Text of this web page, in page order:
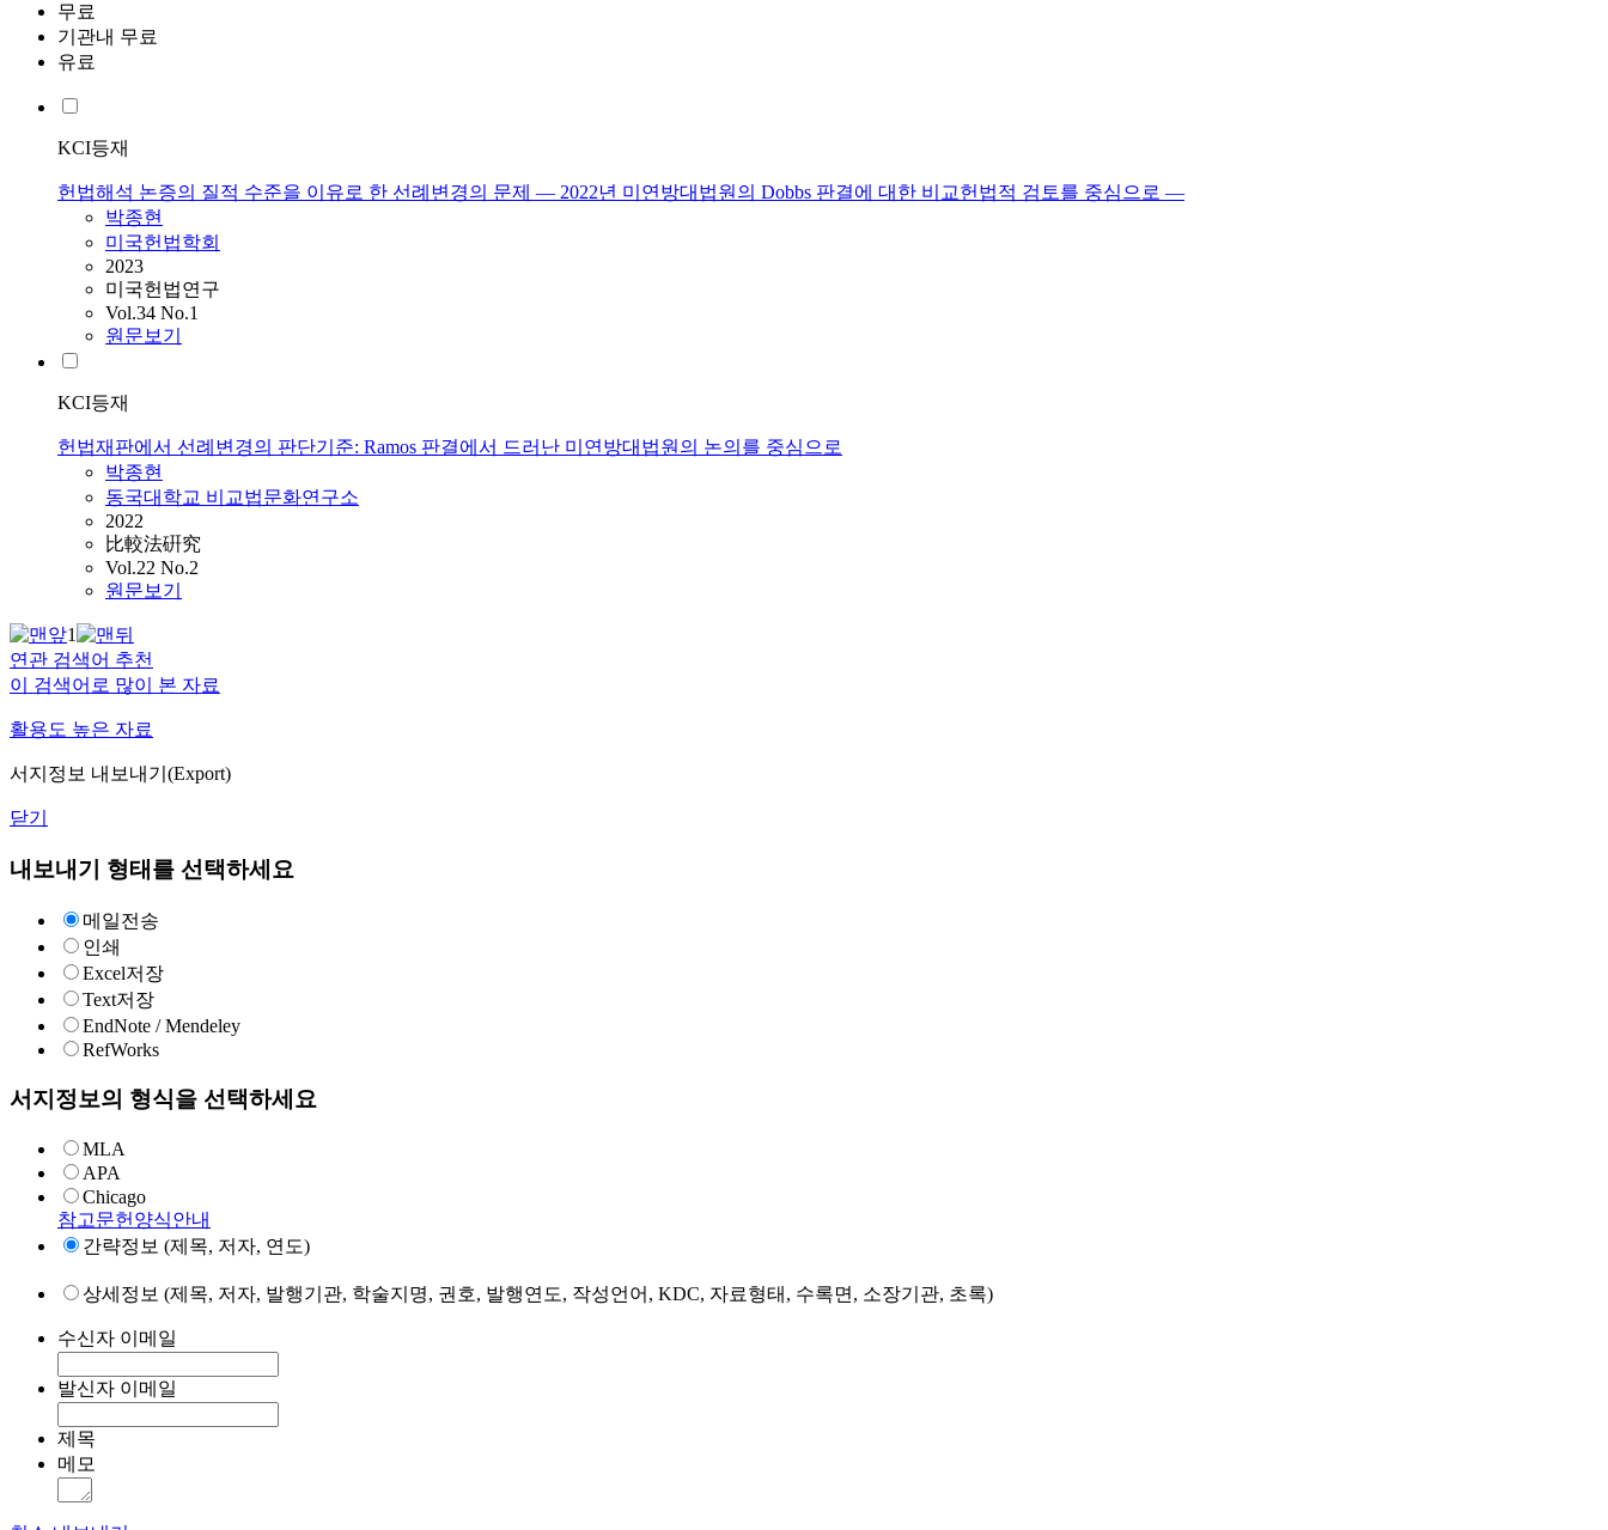
무료
기관내 무료
유료
KCI등재
헌법해석 논증의 질적 수준을 이유로 한 선례변경의 문제 ― 2022년 미연방대법원의 Dobbs 판결에 대한 비교헌법적 검토를 중심으로 ―
박종현
미국헌법학회
2023
미국헌법연구
Vol.34 No.1
원문보기
KCI등재
헌법재판에서 선례변경의 판단기준: Ramos 판결에서 드러난 미연방대법원의 논의를 중심으로
박종현
동국대학교 비교법문화연구소
2022
比較法硏究
Vol.22 No.2
원문보기
1
연관 검색어 추천
이 검색어로 많이 본 자료
활용도 높은 자료
서지정보 내보내기(Export)
닫기
내보내기 형태를 선택하세요
메일전송
인쇄
Excel저장
Text저장
EndNote / Mendeley
RefWorks
서지정보의 형식을 선택하세요
MLA
APA
Chicago
참고문헌양식안내
간략정보 (제목, 저자, 연도)
상세정보 (제목, 저자, 발행기관, 학술지명, 권호, 발행연도, 작성언어, KDC, 자료형태, 수록면, 소장기관, 초록)
수신자 이메일
발신자 이메일
제목
메모